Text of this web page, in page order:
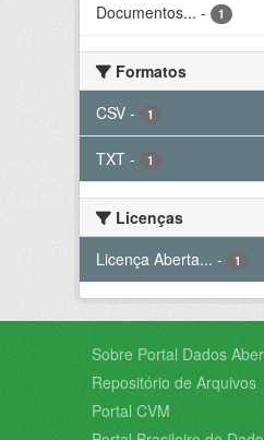
Documentos... - 1
Formatos
CSV - 1
TXT - 1
Licenças
Licença Aberta... - 1
Sobre Portal Dados
Repositório de Arquivos
Portal CVM